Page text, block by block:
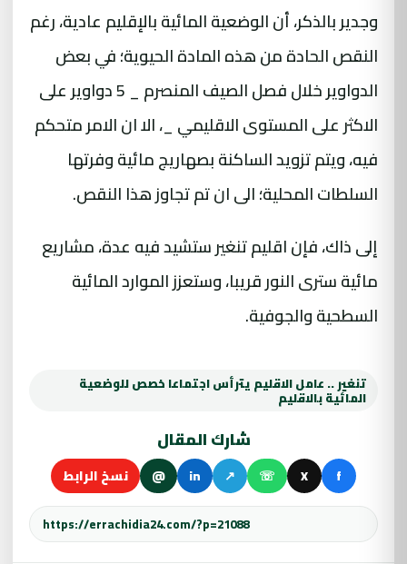
وجدير بالذكر، أن الوضعية المائية بالإقليم عادية، رغم
النقص الحادة من هذه المادة الحيوية؛ في بعض
الدواوير خلال فصل الصيف المنصرم _ 5 دواوير على
الاكثر على المستوى الاقليمي _، الا ان الامر متحكم
فيه، ويتم تزويد الساكنة بصهاريج مائية وفرتها
السلطات المحلية؛ الى ان تم تجاوز هذا النقص.
إلى ذاك، فإن اقليم تنغير ستشيد فيه عدة، مشاريع
مائية سترى النور قريبا، وستعزز الموارد المائية
السطحية والجوفية.
تنغير .. عامل الاقليم يترأس اجتماعا خصص للوضعية
المائية بالاقليم
شارك المقال
f
X
☏
↗
in
@ نسخ الرابط